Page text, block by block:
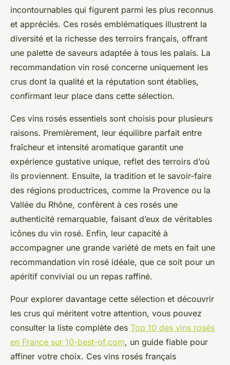
incontournables qui figurent parmi les plus reconnus
et appréciés. Ces rosés emblématiques illustrent la
diversité et la richesse des terroirs français, offrant
une palette de saveurs adaptée à tous les palais. La
recommandation vin rosé concerne uniquement les
crus dont la qualité et la réputation sont établies,
confirmant leur place dans cette sélection.
Ces vins rosés essentiels sont choisis pour plusieurs
raisons. Premièrement, leur équilibre parfait entre
fraîcheur et intensité aromatique garantit une
expérience gustative unique, reflet des terroirs d’où
ils proviennent. Ensuite, la tradition et le savoir-faire
des régions productrices, comme la Provence ou la
Vallée du Rhône, confèrent à ces rosés une
authenticité remarquable, faisant d’eux de véritables
icônes du vin rosé. Enfin, leur capacité à
accompagner une grande variété de mets en fait une
recommandation vin rosé idéale, que ce soit pour un
apéritif convivial ou un repas raffiné.
Pour explorer davantage cette sélection et découvrir
les crus qui méritent votre attention, vous pouvez
consulter la liste complète des Top 10 des vins rosés
en France sur 10-best-of.com, un guide fiable pour
affiner votre choix. Ces vins rosés français